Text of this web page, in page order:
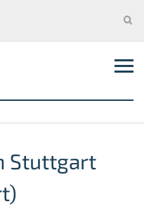
Stuttgart